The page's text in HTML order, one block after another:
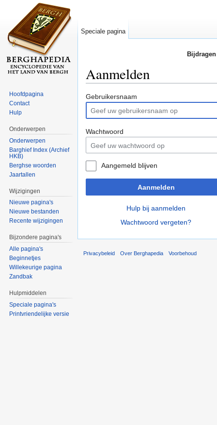
Aanmelden
Gebruikersnaam
Wachtwoord
Aangemeld blijven
Aanmelden
Hulp bij aanmelden
Wachtwoord vergeten?
Speciale pagina
Hoofdpagina
Contact
Hulp
Onderwerpen
Onderwerpen
Barghief Index (Archief
HKB)
Berghse woorden
Jaartallen
Wijzigingen
Nieuwe pagina's
Nieuwe bestanden
Recente wijzigingen
Bijzondere pagina's
Alle pagina's
Beginnetjes
Willekeurige pagina
Zandbak
Hulpmiddelen
Speciale pagina's
Printvriendelijke versie
Privacybeleid Over Berghapedia Voorbehoud